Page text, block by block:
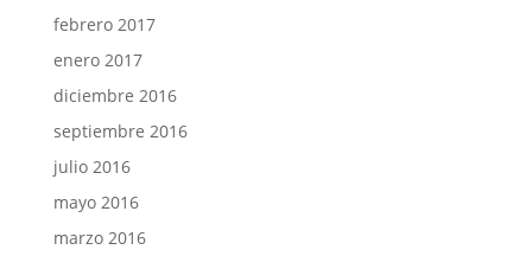
febrero 2017
enero 2017
diciembre 2016
septiembre 2016
julio 2016
mayo 2016
marzo 2016